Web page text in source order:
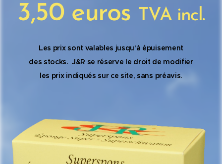
3,50 euros
TVA incl.
Les prix sont valables jusqu'à épuisement
des stocks. J&R se réserve le droit de modifier
les prix indiqués sur ce site, sans préavis.